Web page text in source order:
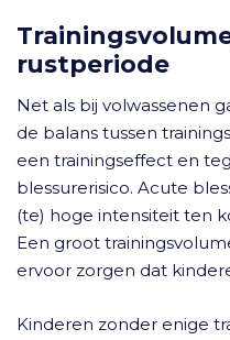
rustperiode
Net als bij volwassenen
de balans tussen
een trainingseffect en
blessurerisico. Acute
(te) hoge intensiteit ten
Een groot
ervoor zorgen dat
Kinderen zonder enige